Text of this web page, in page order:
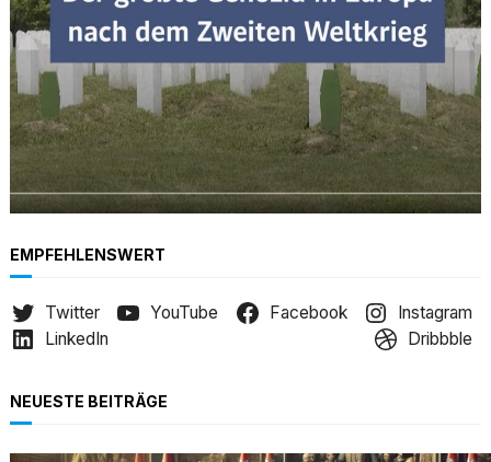
EMPFEHLENSWERT
Twitter YouTube Facebook
Instagram
LinkedIn
Dribbble
NEUESTE BEITRÄGE